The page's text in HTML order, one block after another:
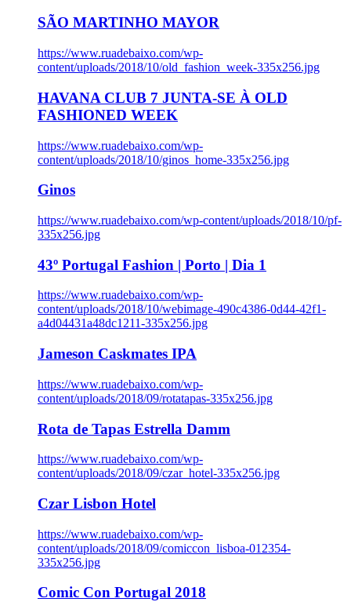
SÃO MARTINHO MAYOR
https://www.ruadebaixo.com/wp-
content/uploads/2018/10/old_fashion_week-335x256.jpg
HAVANA CLUB 7 JUNTA-SE À OLD
FASHIONED WEEK
https://www.ruadebaixo.com/wp-
content/uploads/2018/10/ginos_home-335x256.jpg
Ginos
https://www.ruadebaixo.com/wp-content/uploads/2018/10/pf-
335x256.jpg
43º Portugal Fashion | Porto | Dia 1
https://www.ruadebaixo.com/wp-
content/uploads/2018/10/webimage-490c4386-0d44-42f1-
a4d04431a48dc1211-335x256.jpg
Jameson Caskmates IPA
https://www.ruadebaixo.com/wp-
content/uploads/2018/09/rotatapas-335x256.jpg
Rota de Tapas Estrella Damm
https://www.ruadebaixo.com/wp-
content/uploads/2018/09/czar_hotel-335x256.jpg
Czar Lisbon Hotel
https://www.ruadebaixo.com/wp-
content/uploads/2018/09/comiccon_lisboa-012354-
335x256.jpg
Comic Con Portugal 2018